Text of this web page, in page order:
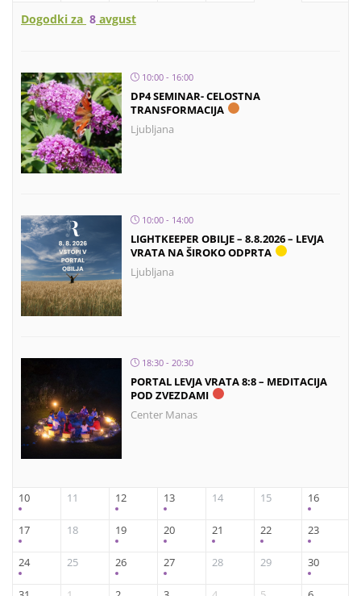
Dogodki za 8 avgust
10:00 - 16:00
DP4 SEMINAR- CELOSTNA
TRANSFORMACIJA
Ljubljana
10:00 - 14:00
LIGHTKEEPER OBILJE – 8.8.2026 – LEVJA
VRATA NA ŠIROKO ODPRTA
Ljubljana
18:30 - 20:30
PORTAL LEVJA VRATA 8:8 – MEDITACIJA
POD ZVEZDAMI
Center Manas
10 11 12 13 14 15 16
17 18 19 20 21 22 23
24 25 26 27 28 29 30